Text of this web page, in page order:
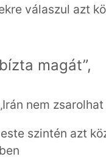
válaszul azt
magát”,
nem zsarolhat
szintén azt